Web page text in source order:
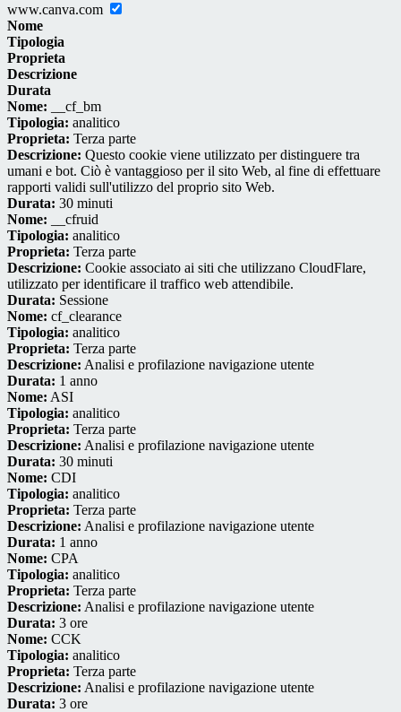
www.canva.com
Nome
Tipologia
Proprieta
Descrizione
Durata
Nome: __cf_bm
Tipologia: analitico
Proprieta: Terza parte
Descrizione: Questo cookie viene utilizzato per distinguere tra
umani e bot. Ciò è vantaggioso per il sito Web, al fine di effettuare
rapporti validi sull'utilizzo del proprio sito Web.
Durata: 30 minuti
Nome: __cfruid
Tipologia: analitico
Proprieta: Terza parte
Descrizione: Cookie associato ai siti che utilizzano CloudFlare,
utilizzato per identificare il traffico web attendibile.
Durata: Sessione
Nome: cf_clearance
Tipologia: analitico
Proprieta: Terza parte
Descrizione: Analisi e profilazione navigazione utente
Durata: 1 anno
Nome: ASI
Tipologia: analitico
Proprieta: Terza parte
Descrizione: Analisi e profilazione navigazione utente
Durata: 30 minuti
Nome: CDI
Tipologia: analitico
Proprieta: Terza parte
Descrizione: Analisi e profilazione navigazione utente
Durata: 1 anno
Nome: CPA
Tipologia: analitico
Proprieta: Terza parte
Descrizione: Analisi e profilazione navigazione utente
Durata: 3 ore
Nome: CCK
Tipologia: analitico
Proprieta: Terza parte
Descrizione: Analisi e profilazione navigazione utente
Durata: 3 ore